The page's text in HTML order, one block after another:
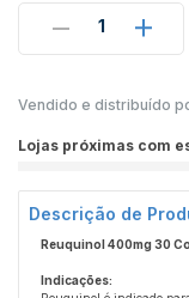
1
Vendido e distribuído
Lojas próximas com
Descrição de
Reuquinol 400mg 30
Indicações: